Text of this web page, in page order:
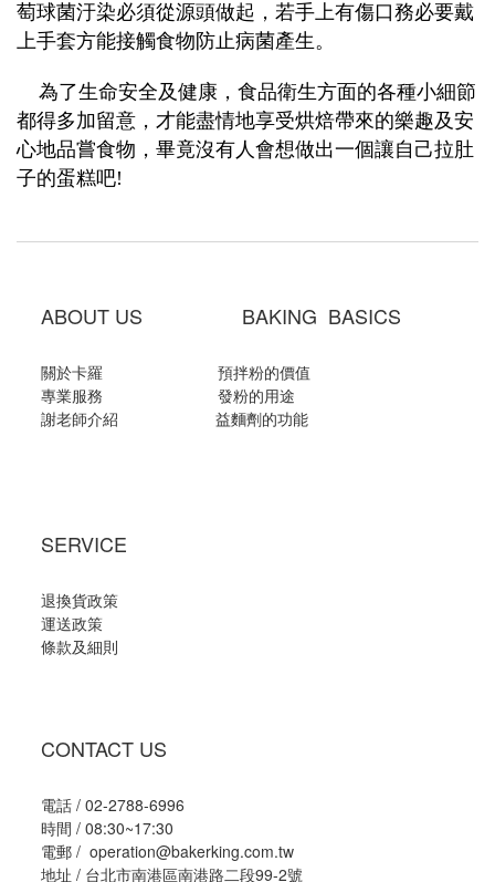
萄球菌汙染必須從源頭做起，若手上有傷口務必要戴
上手套方能接觸食物防止病菌產生。
為了生命安全及健康，食品衛生方面的各種小細節
都得多加留意，才能盡情地享受烘焙帶來的樂趣及安
心地品嘗食物，畢竟沒有人會想做出一個讓自己拉肚
子的蛋糕吧!
ABOUT US BAKING BASICS
關於卡羅
預拌粉的價值
專業服務
發粉的用途
謝老師介紹
益麵劑的功能
SERVICE
退換貨政策
運送政策
條款及細則
CONTACT US
電話 / 02-2788-6996
時間 / 08:30~17:30
電郵 / operation@bakerking.com.tw
地址 / 台北市南港區南港路二段99-2號